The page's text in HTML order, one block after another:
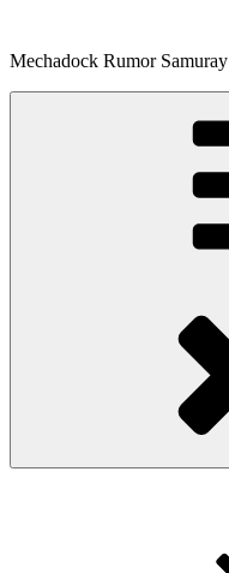
テ
ン
Mechadock Rumor Samuray